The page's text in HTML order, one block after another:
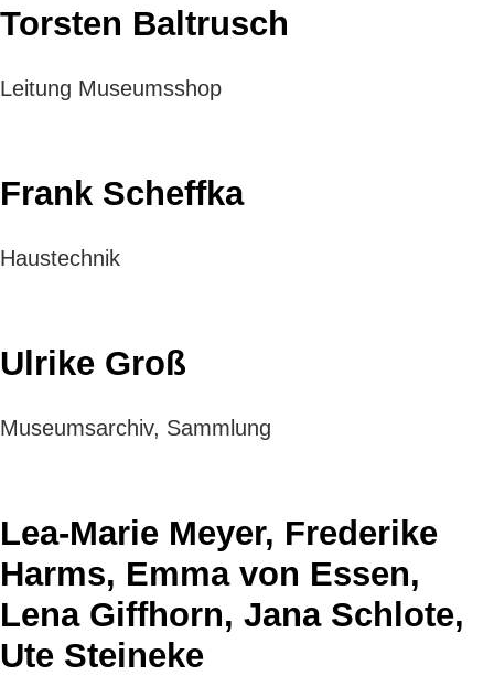
Torsten Baltrusch
Leitung Museumsshop
Frank Scheffka
Haustechnik
Ulrike Groß
Museumsarchiv, Sammlung
Lea-Marie Meyer, Frederike
Harms, Emma von Essen,
Lena Giffhorn, Jana Schlote,
Ute Steineke